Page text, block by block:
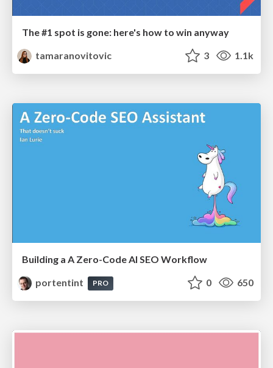
The #1 spot is gone: here's how to win anyway
tamaranovitovic
3 1.1k
Building a A Zero-Code AI SEO Workflow
portentint
PRO 0 650